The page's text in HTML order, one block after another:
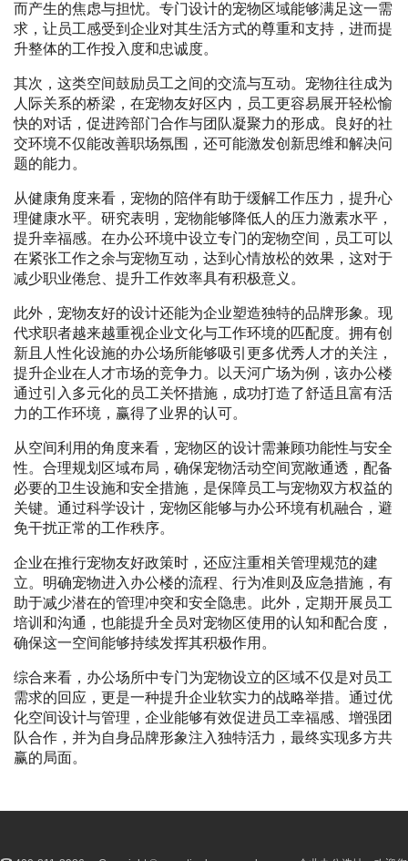
而产生的焦虑与担忧。专门设计的宠物区域能够满足这一需
求，让员工感受到企业对其生活方式的尊重和支持，进而提
升整体的工作投入度和忠诚度。
其次，这类空间鼓励员工之间的交流与互动。宠物往往成为
人际关系的桥梁，在宠物友好区内，员工更容易展开轻松愉
快的对话，促进跨部门合作与团队凝聚力的形成。良好的社
交环境不仅能改善职场氛围，还可能激发创新思维和解决问
题的能力。
从健康角度来看，宠物的陪伴有助于缓解工作压力，提升心
理健康水平。研究表明，宠物能够降低人的压力激素水平，
提升幸福感。在办公环境中设立专门的宠物空间，员工可以
在紧张工作之余与宠物互动，达到心情放松的效果，这对于
减少职业倦怠、提升工作效率具有积极意义。
此外，宠物友好的设计还能为企业塑造独特的品牌形象。现
代求职者越来越重视企业文化与工作环境的匹配度。拥有创
新且人性化设施的办公场所能够吸引更多优秀人才的关注，
提升企业在人才市场的竞争力。以天河广场为例，该办公楼
通过引入多元化的员工关怀措施，成功打造了舒适且富有活
力的工作环境，赢得了业界的认可。
从空间利用的角度来看，宠物区的设计需兼顾功能性与安全
性。合理规划区域布局，确保宠物活动空间宽敞通透，配备
必要的卫生设施和安全措施，是保障员工与宠物双方权益的
关键。通过科学设计，宠物区能够与办公环境有机融合，避
免干扰正常的工作秩序。
企业在推行宠物友好政策时，还应注重相关管理规范的建
立。明确宠物进入办公楼的流程、行为准则及应急措施，有
助于减少潜在的管理冲突和安全隐患。此外，定期开展员工
培训和沟通，也能提升全员对宠物区使用的认知和配合度，
确保这一空间能够持续发挥其积极作用。
综合来看，办公场所中专门为宠物设立的区域不仅是对员工
需求的回应，更是一种提升企业软实力的战略举措。通过优
化空间设计与管理，企业能够有效促进员工幸福感、增强团
队合作，并为自身品牌形象注入独特活力，最终实现多方共
赢的局面。